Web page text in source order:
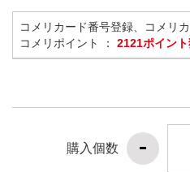
コメリカード番号登録、コメリ
コメリポイント ： 2121ポイン
購入個数